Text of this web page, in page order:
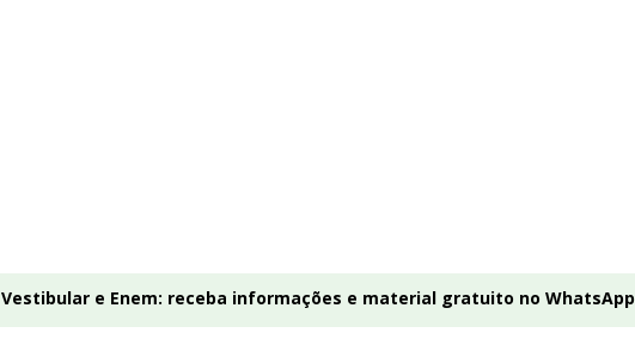
Vestibular e Enem: receba informações e material gratuito no WhatsApp